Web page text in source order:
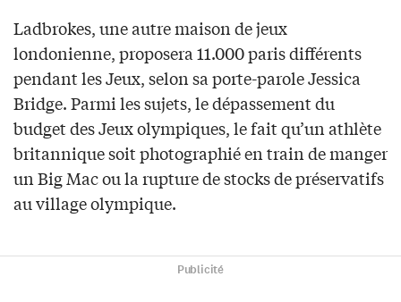
Ladbrokes, une autre maison de jeux
londonienne, proposera 11.000 paris différents
pendant les Jeux, selon sa porte-parole Jessica
Bridge. Parmi les sujets, le dépassement du
budget des Jeux olympiques, le fait qu’un athlète
britannique soit photographié en train de manger
un Big Mac ou la rupture de stocks de préservatifs
au village olympique.
Publicité